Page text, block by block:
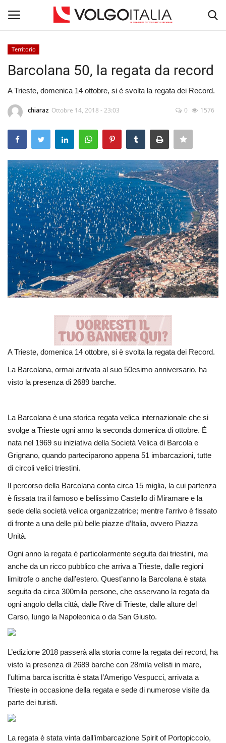
Home
La Community
Territorio
Il Fondatore
Dicono di noi
Volgo Academy
Entra nel Team
Tecnologia
Sapori
Recensioni
Contatti
Territorio
Barcolana 50, la regata da record
A Trieste, domenica 14 ottobre, si è svolta la regata dei Record.
chiaraz Ottobre 14, 2018 - 23:03 0 1576
A Trieste, domenica 14 ottobre, si è svolta la regata dei Record.
La Barcolana, ormai arrivata al suo 50esimo anniversario, ha
visto la presenza di 2689 barche.
La Barcolana è una storica regata velica internazionale che si
svolge a Trieste ogni anno la seconda domenica di ottobre. È
nata nel 1969 su iniziativa della Società Velica di Barcola e
Grignano, quando parteciparono appena 51 imbarcazioni, tutte
di circoli velici triestini.
Il percorso della Barcolana conta circa 15 miglia, la cui partenza
è fissata tra il famoso e bellissimo Castello di Miramare e la
sede della società velica organizzatrice; mentre l’arrivo è fissato
di fronte a una delle più belle piazze d’Italia, ovvero Piazza
Unità.
Ogni anno la regata è particolarmente seguita dai triestini, ma
anche da un ricco pubblico che arriva a Trieste, dalle regioni
limitrofe o anche dall’estero. Quest’anno la Barcolana è stata
seguita da circa 300mila persone, che osservano la regata da
ogni angolo della città, dalle Rive di Trieste, dalle alture del
Carso, lungo la Napoleonica o da San Giusto.
L’edizione 2018 passerà alla storia come la regata dei record, ha
visto la presenza di 2689 barche con 28mila velisti in mare,
l’ultima barca iscritta è stata l’Amerigo Vespucci, arrivata a
Trieste in occasione della regata e sede di numerose visite da
parte dei turisti.
La regata è stata vinta dall’imbarcazione Spirit of Portopiccolo,